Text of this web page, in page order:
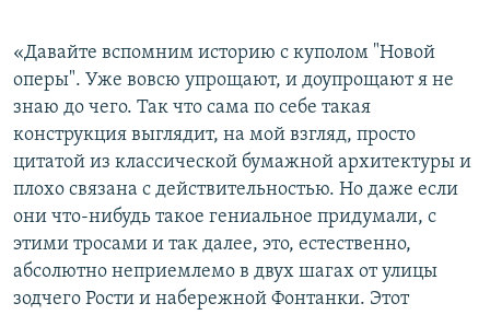
«Давайте вспомним историю с куполом "Новой
оперы". Уже вовсю упрощают, и доупрощают я не
знаю до чего. Так что сама по себе такая
конструкция выглядит, на мой взгляд, просто
цитатой из классической бумажной архитектуры и
плохо связана с действительностью. Но даже если
они что-нибудь такое гениальное придумали, с
этими тросами и так далее, это, естественно,
абсолютно неприемлемо в двух шагах от улицы
зодчего Рости и набережной Фонтанки. Этот